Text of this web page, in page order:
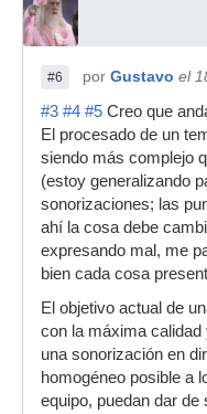
#6 por Gustavo el
#3 #4 #5 Creo que
El procesado de un
siendo más complejo
(estoy generalizando
sonorizaciones; las
ahí la cosa debe
expresando mal, me
bien cada cosa
El objetivo actual de
con la máxima
una sonorización en
homogéneo posible a
equipo, puedan dar